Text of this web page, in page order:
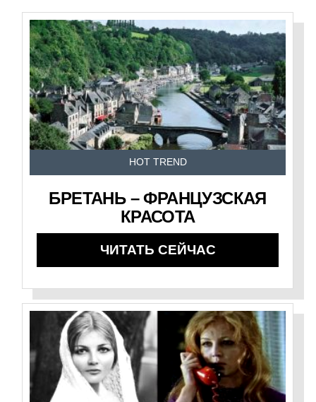
HOT TREND
БРЕТАНЬ – ФРАНЦУЗСКАЯ
КРАСОТА
ЧИТАТЬ СЕЙЧАС